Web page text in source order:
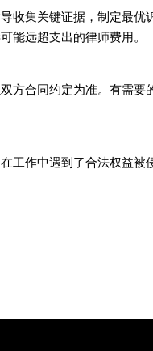
收集关键证据，制定最
能远超支出的律师费用。
方合同约定为准。有需
工作中遇到了合法权益